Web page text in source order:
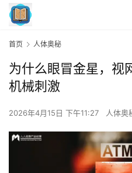
首页 人体奥秘
为什么眼冒金星，视
机械刺激
2026年4月15日 下午11:27 人体奥